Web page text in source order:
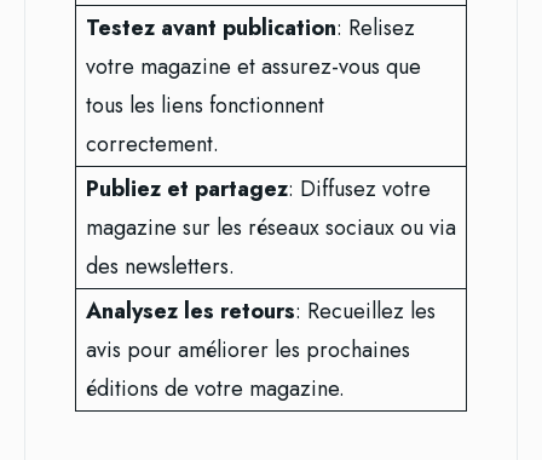
Testez avant publication: Relisez
votre magazine et assurez-vous que
tous les liens fonctionnent
correctement.
Publiez et partagez: Diffusez votre
magazine sur les réseaux sociaux ou via
des newsletters.
Analysez les retours: Recueillez les
avis pour améliorer les prochaines
éditions de votre magazine.